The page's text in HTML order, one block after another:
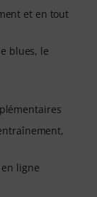
et en tout
blues, le
ligne